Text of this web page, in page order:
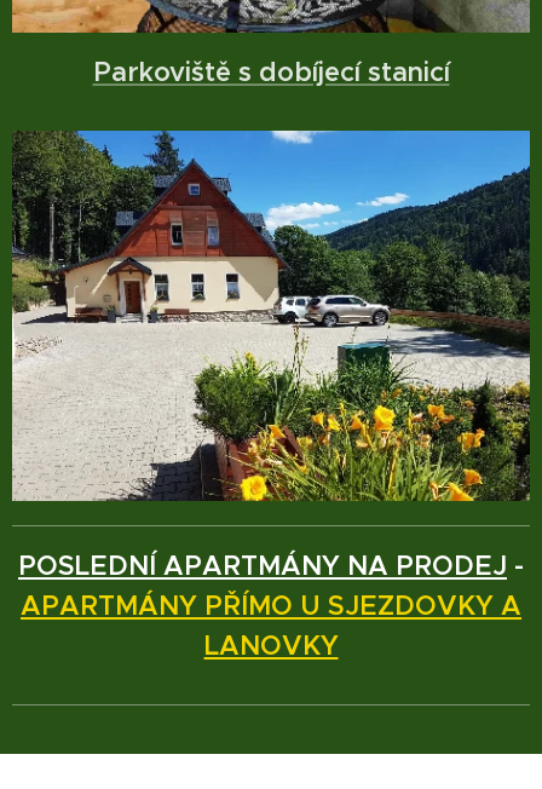
Parkoviště s dobíjecí stanicí
POSLEDNÍ APARTMÁNY NA PRODEJ -
APARTMÁNY PŘÍMO U SJEZDOVKY A
LANOVKY